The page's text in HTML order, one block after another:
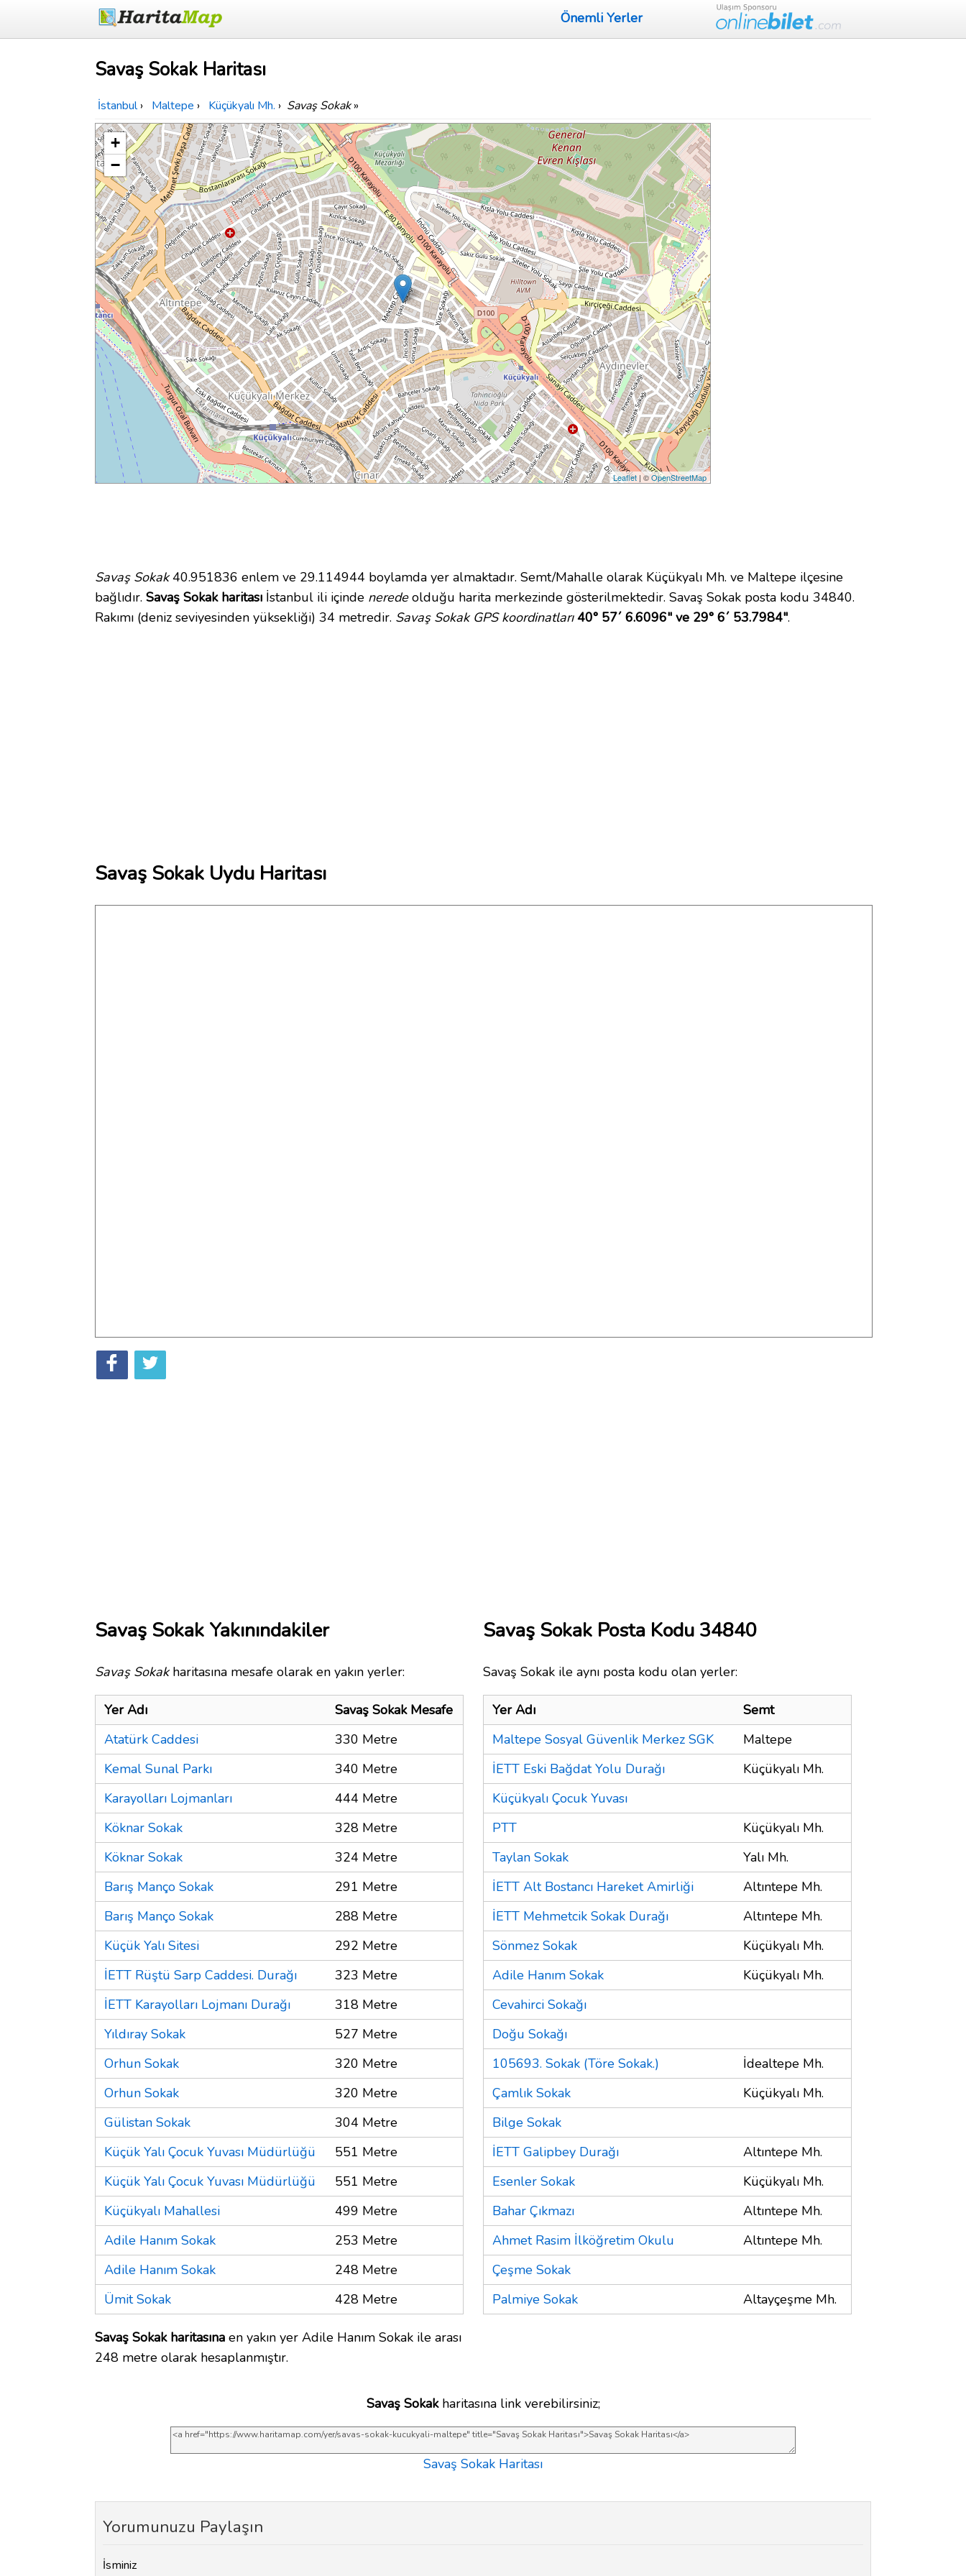
Önemli Yerler
Savaş Sokak Haritası
İstanbul › Maltepe › Küçükyalı Mh. › Savaş Sokak»
+
−
Leaflet | ©OpenStreetMap
Savaş Sokak40.951836 enlem ve 29.114944 boylamda yer almaktadır. Semt/Mahalle olarak Küçükyalı Mh. ve Maltepe ilçesine
bağlıdır. Savaş Sokak haritası İstanbul ili içinde neredeolduğu harita merkezinde gösterilmektedir. Savaş Sokak posta kodu 34840.
Rakımı (deniz seviyesinden yüksekliği) 34 metredir. Savaş Sokak GPS koordinatları 40° 57´ 6.6096" ve 29° 6´ 53.7984".
Savaş Sokak Uydu Haritası
Savaş Sokak Yakınındakiler
Savaş Sokakharitasına mesafe olarak en yakın yerler:
Yer Adı
Savaş Sokak Mesafe
Atatürk Caddesi
330 Metre
Kemal Sunal Parkı
340 Metre
Karayolları Lojmanları
444 Metre
Köknar Sokak
328 Metre
Köknar Sokak
324 Metre
Barış Manço Sokak
291 Metre
Barış Manço Sokak
288 Metre
Küçük Yalı Sitesi
292 Metre
İETT Rüştü Sarp Caddesi. Durağı
323 Metre
İETT Karayolları Lojmanı Durağı
318 Metre
Yıldıray Sokak
527 Metre
Orhun Sokak
320 Metre
Orhun Sokak
320 Metre
Gülistan Sokak
304 Metre
Küçük Yalı Çocuk Yuvası Müdürlüğü
551 Metre
Küçük Yalı Çocuk Yuvası Müdürlüğü
551 Metre
Küçükyalı Mahallesi
499 Metre
Adile Hanım Sokak
253 Metre
Adile Hanım Sokak
248 Metre
Ümit Sokak
428 Metre
Savaş Sokak haritasına en yakın yer Adile Hanım Sokak ile arası
248 metre olarak hesaplanmıştır.
Savaş Sokak Posta Kodu 34840
Savaş Sokak ile aynı posta kodu olan yerler:
Yer Adı
Semt
Maltepe Sosyal Güvenlik Merkez SGK
Maltepe
İETT Eski Bağdat Yolu Durağı
Küçükyalı Mh.
Küçükyalı Çocuk Yuvası
PTT
Küçükyalı Mh.
Taylan Sokak
Yalı Mh.
İETT Alt Bostancı Hareket Amirliği
Altıntepe Mh.
İETT Mehmetcik Sokak Durağı
Altıntepe Mh.
Sönmez Sokak
Küçükyalı Mh.
Adile Hanım Sokak
Küçükyalı Mh.
Cevahirci Sokağı
Doğu Sokağı
105693. Sokak (Töre Sokak.)
İdealtepe Mh.
Çamlık Sokak
Küçükyalı Mh.
Bilge Sokak
İETT Galipbey Durağı
Altıntepe Mh.
Esenler Sokak
Küçükyalı Mh.
Bahar Çıkmazı
Altıntepe Mh.
Ahmet Rasim İlköğretim Okulu
Altıntepe Mh.
Çeşme Sokak
Palmiye Sokak
Altayçeşme Mh.
Savaş Sokakharitasına link verebilirsiniz;
Savaş Sokak Haritası
Yorumunuzu Paylaşın
İsminiz